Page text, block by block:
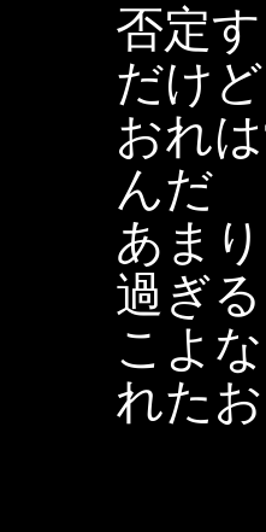
否定
だけど
おれ
んだ
あま
過ぎ
こよ
れた